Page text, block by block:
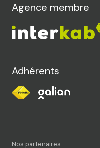
Agence membre
Adhérents
Nos partenaires